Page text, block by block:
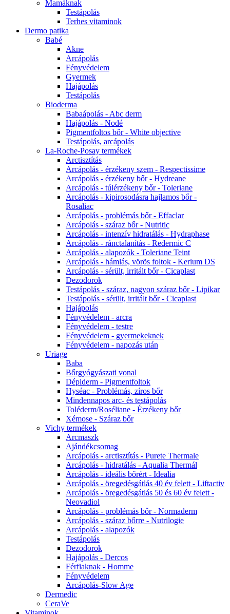
Mamáknak
Testápolás
Terhes vitaminok
Dermo patika
Babé
Akne
Arcápolás
Fényvédelem
Gyermek
Hajápolás
Testápolás
Bioderma
Babaápolás - Abc derm
Hajápolás - Nodé
Pigmentfoltos bőr - White objective
Testápolás, arcápolás
La-Roche-Posay termékek
Arctisztítás
Arcápolás - érzékeny szem - Respectissime
Arcápolás - érzékeny bőr - Hydreane
Arcápolás - túlérzékeny bőr - Toleriane
Arcápolás - kipirosodásra hajlamos bőr -
Rosaliac
Arcápolás - problémás bőr - Effaclar
Arcápolás - száraz bőr - Nutritic
Arcápolás - intenzív hidratálás - Hydraphase
Arcápolás - ránctalanítás - Redermic C
Arcápolás - alapozók - Toleriane Teint
Arcápolás - hámlás, vörös foltok - Kerium DS
Arcápolás - sérült, irritált bőr - Cicaplast
Dezodorok
Testápolás - száraz, nagyon száraz bőr - Lipikar
Testápolás - sérült, irritált bőr - Cicaplast
Hajápolás
Fényvédelem - arcra
Fényvédelem - testre
Fényvédelem - gyermekeknek
Fényvédelem - napozás után
Uriage
Baba
Bőrgyógyászati vonal
Dépiderm - Pigmentfoltok
Hyséac - Problémás, zíros bőr
Mindennapos arc- és testápolás
Toléderm/Roséliane - Érzékeny bőr
Xémose - Száraz bőr
Vichy termékek
Arcmaszk
Ajándékcsomag
Arcápolás - arctisztítás - Purete Thermale
Arcápolás - hidratálás - Aqualia Thermál
Arcápolás - ideális bőrért - Idealia
Arcápolás - öregedésgátlás 40 év felett - Liftactiv
Arcápolás - öregedésgátlás 50 és 60 év felett -
Neovadiol
Arcápolás - problémás bőr - Normaderm
Arcápolás - száraz bőrre - Nutrilogie
Arcápolás - alapozók
Testápolás
Dezodorok
Hajápolás - Dercos
Férfiaknak - Homme
Fényvédelem
Arcápolás-Slow Age
Dermedic
CeraVe